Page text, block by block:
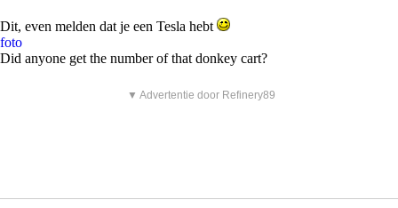
Dit, even melden dat je een Tesla hebt
foto
Did anyone get the number of that donkey cart?
▼ Advertentie door Refinery89